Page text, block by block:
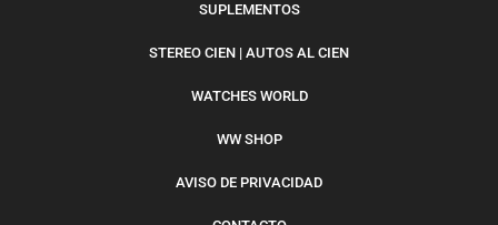
SUPLEMENTOS
STEREO CIEN | AUTOS AL CIEN
WATCHES WORLD
WW SHOP
AVISO DE PRIVACIDAD